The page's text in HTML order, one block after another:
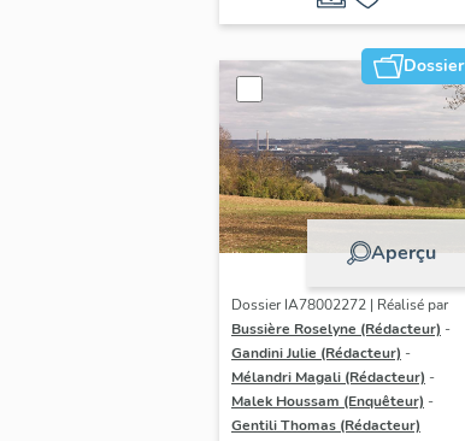
Dossier
Aperçu
Dossier IA78002272 | Réalisé par
Bussière Roselyne (Rédacteur) -
Gandini Julie (Rédacteur) -
Mélandri Magali (Rédacteur) -
Malek Houssam (Enquêteur) -
Gentili Thomas (Rédacteur)